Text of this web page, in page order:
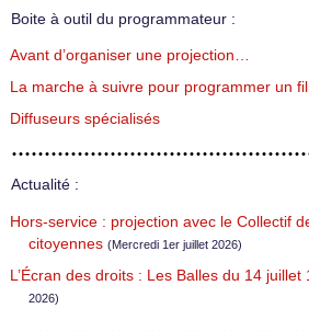
Boite à outil du programmateur :
Avant d’organiser une projection…
La marche à suivre pour programmer un
Diffuseurs spécialisés
Actualité :
Hors-service : projection avec le Collectif
citoyennes (Mercredi 1er juillet 2026)
L’Écran des droits : Les Balles du 14 juillet
2026)